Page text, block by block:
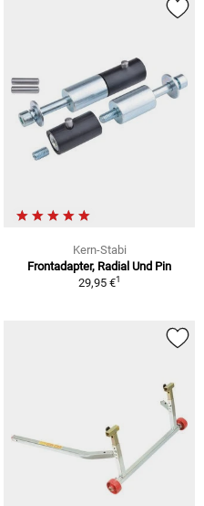
Kern-Stabi
Frontadapter, Radial Und Pin
29,95 €1